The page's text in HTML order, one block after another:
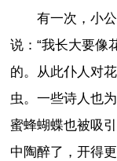
有一次，小
说：“我长大要像
的。从此仆人对
虫。一些诗人也
蜜蜂蝴蝶也被吸
中陶醉了，开得